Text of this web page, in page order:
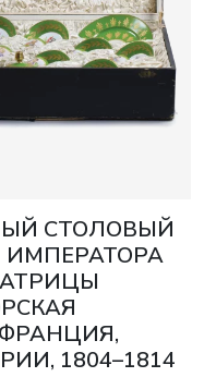
СТОЛОВЫЙ
ИМПЕРАТОРА
ФРАНЦИЯ,
1804–1814